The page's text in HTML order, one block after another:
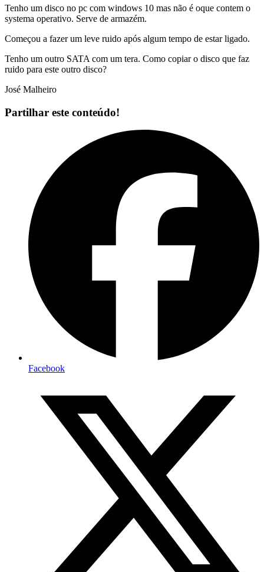
Tenho um disco no pc com windows 10 mas não é oque contem o
systema operativo. Serve de armazém.
Começou a fazer um leve ruido após algum tempo de estar ligado.
Tenho um outro SATA com um tera. Como copiar o disco que faz
ruido para este outro disco?
José Malheiro
Partilhar este conteúdo!
Facebook